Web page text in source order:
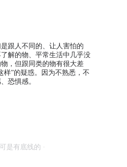
跟人不同的、让人害怕的
解的物、平常生活中几乎没
，但跟同类的物有很大差
样”的疑惑。因为不熟悉，不
恐惧感。
是有底线的 ·